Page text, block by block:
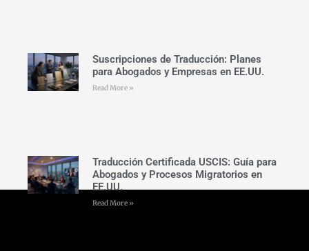
Suscripciones de Traducción: Planes
para Abogados y Empresas en EE.UU.
Read More »
Traducción Certificada USCIS: Guía para
Abogados y Procesos Migratorios en
EE.UU.
Read More »